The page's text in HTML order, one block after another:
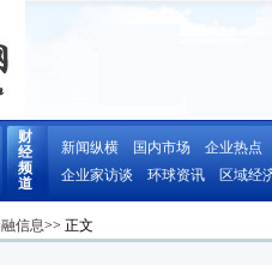
财
经
频
道
新闻纵横 国内市场
企业热点
企业家访谈
环球资讯 区域经
信息>> 正文